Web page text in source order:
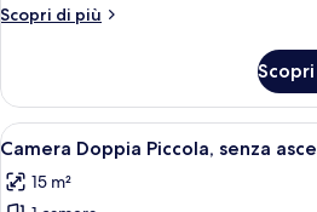
Scopri di più
Altri
familiare
Apri
tutte
le
Una
4
Camera Doppia Piccola, senza
15 m²